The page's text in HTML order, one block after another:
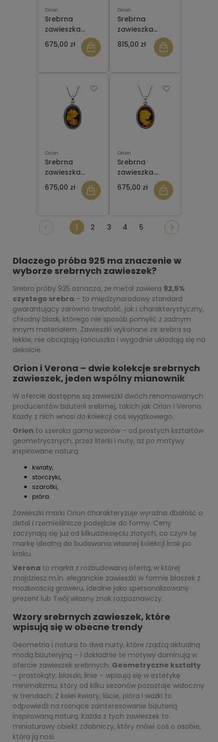
Orion
Srebrna
zawieszka
ZBF006 z
bursztynem
675,00 zł
Orion
Srebrna
zawieszka
ZBF005 z
bursztynem
815,00 zł
Orion
Srebrna
zawieszka
ZBF004 z
bursztynem
675,00 zł
Orion
Srebrna
zawieszka
ZBF003 z
bursztynem
675,00 zł
1 2 3 4 5
Dlaczego próba 925 ma znaczenie w
wyborze srebrnych zawieszek?
Srebro próby 925 oznacza, że metal zawiera 92,5%
czystego srebra – to międzynarodowy standard
gwarantujący zarówno trwałość, jak i charakterystyczny,
chłodny blask, którego nie sposób pomylić z żadnym
innym materiałem. Zawieszki wykonane ze srebra są
lekkie, nie obciążają łańcuszka i wygodnie układają się na
dekolcie.
Orion i Verona – dwie kolekcje srebrnych
zawieszek, jeden wspólny mianownik
W ofercie dostępne są zawieszki dwóch renomowanych
producentów biżuterii srebrnej, takich jak Orion i Verona.
Każdy z nich wnosi do kolekcji coś wyjątkowego.
Orion to szeroka gama wzorów – od prostych kształtów
geometrycznych, przez literki i nuty, aż po motywy
inspirowane naturą:
kwiaty,
storczyki,
szarotki,
pióra.
Zawieszki marki Orion charakteryzuje wyraźna dbałość o
detal i rzemieślnicze podejście do formy. Ceny
zaczynają się już od kilkudziesięciu złotych, co czyni tę
markę idealną do budowania własnej kolekcji krok po
kroku.
Verona to marka z rozbudowaną ofertą, w której
znajdziesz m.in. eleganckie zawieszki w formie blaszek z
możliwością graweru, idealne jako spersonalizowany
prezent lub Twój własny znak rozpoznawczy.
Wzory srebrnych zawieszek, które
wpisują się w obecne trendy
Geometria i natura to dwa nurty, które rządzą aktualną
modą biżuteryjną – i dokładnie te motywy dominują w
ofercie zawieszek srebrnych. Geometryczne kształty
– prostokąty, blaszki, linie – wpisują się w estetykę
minimalizmu, który od kilku sezonów pozostaje widoczny
w trendach. Z kolei kwiaty, liście, pióra i ważki to
odpowiedź na rosnące zainteresowanie biżuterią
inspirowaną naturą. Każda z tych zawieszek to
miniaturowy obiekt zdobniczy, który mówi coś o osobie,
która ją nosi.